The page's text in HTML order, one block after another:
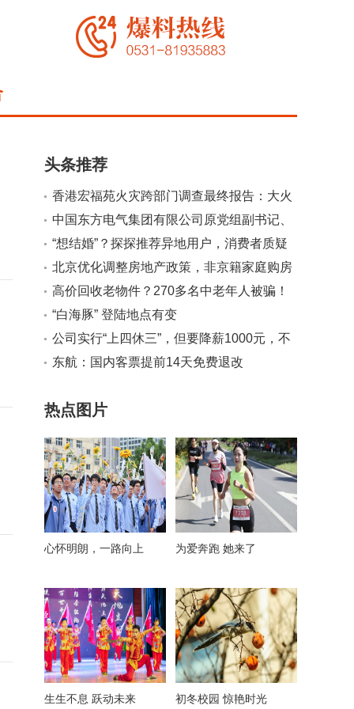
头条推荐
香港宏福苑火灾跨部门调查最终报告：大火
或由烟头引起
中国东方电气集团有限公司原党组副书记、
董事宋致远接受审查调查
“想结婚”？探探推荐异地用户，消费者质疑
平台虚假宣传
北京优化调整房地产政策，非京籍家庭购房
社保个税缴纳年限下调为一年
高价回收老物件？270多名中老年人被骗！
警方提醒
“白海豚” 登陆地点有变
公司实行“上四休三”，但要降薪1000元，不
接受只能辞职？
东航：国内客票提前14天免费退改
热点图片
心怀明朗，一路向上 为爱奔跑 她来了
生生不息 跃动未来 初冬校园 惊艳时光